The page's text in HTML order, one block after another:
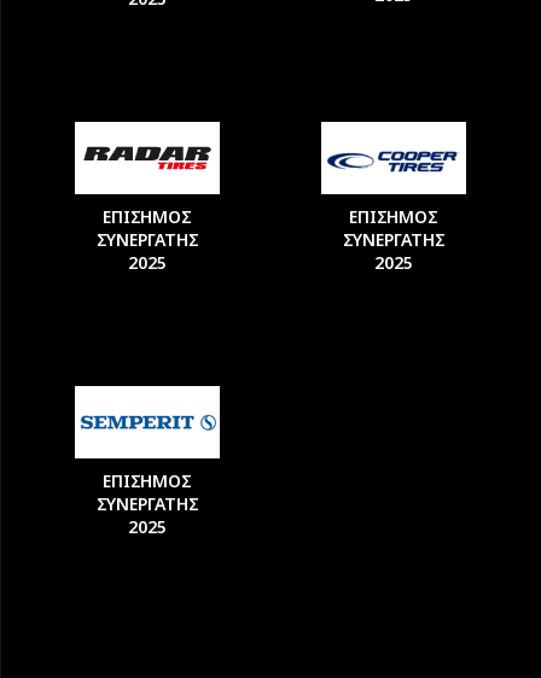
ΕΠΙΣΗΜΟΣ
ΣΥΝΕΡΓΑΤΗΣ
2025
ΕΠΙΣΗΜΟΣ
ΣΥΝΕΡΓΑΤΗΣ
2025
ΕΠΙΣΗΜΟΣ
ΣΥΝΕΡΓΑΤΗΣ
2025